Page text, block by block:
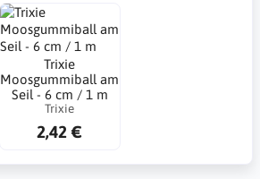
Trixie
Moosgummiball am
Seil - 6 cm / 1 m
Trixie
2,42 €